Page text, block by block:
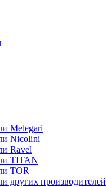
Melegari
Nicolini
Ravel
TITAN
TOR
других производителей